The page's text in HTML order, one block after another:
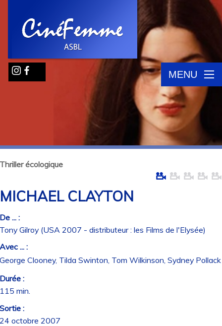
MENU
écologique
CLAYTON
... :
Gilroy (USA 2007 - distributeur : les Films de l'Elysée)
... :
Clooney, Tilda Swinton, Tom Wilkinson, Sydney Pollack
:
min.
:
octobre 2007